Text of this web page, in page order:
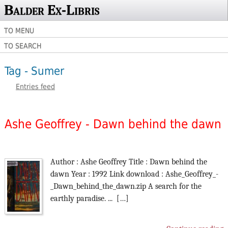
Balder Ex-Libris
TO MENU
TO SEARCH
Tag - Sumer
Entries feed
Ashe Geoffrey - Dawn behind the dawn
Author : Ashe Geoffrey Title : Dawn behind the
dawn Year : 1992 Link download : Ashe_Geoffrey_-
_Dawn_behind_the_dawn.zip A search for the
earthly paradise. ... […]